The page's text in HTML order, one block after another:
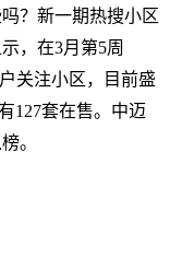
？新一期热搜小区
，在3月第5周
关注小区，目前盛
127套在售。中迈
。